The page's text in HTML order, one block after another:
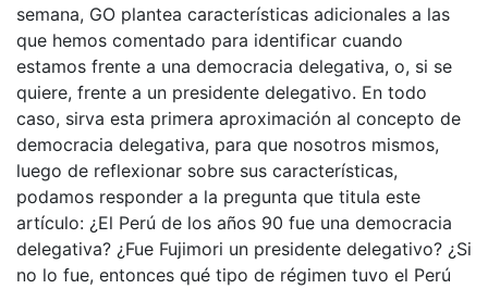
semana, GO plantea características adicionales a las
que hemos comentado para identificar cuando
estamos frente a una democracia delegativa, o, si se
quiere, frente a un presidente delegativo. En todo
caso, sirva esta primera aproximación al concepto de
democracia delegativa, para que nosotros mismos,
luego de reflexionar sobre sus características,
podamos responder a la pregunta que titula este
artículo: ¿El Perú de los años 90 fue una democracia
delegativa? ¿Fue Fujimori un presidente delegativo? ¿Si
no lo fue, entonces qué tipo de régimen tuvo el Perú